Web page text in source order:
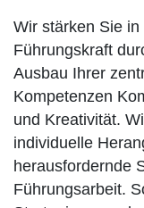
Wir stärken Sie
Führungskraft
Ausbau Ihrer
Kompetenzen
und Kreativität.
individuelle
herausfordernde
Führungsarbeit.